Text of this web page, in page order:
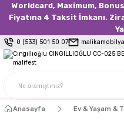
Worldcard, Maximum,
Fiyatına 4 Taksit İmkanı.
0 (533) 501 50 07
Anasayfa Ev & Yaşam &